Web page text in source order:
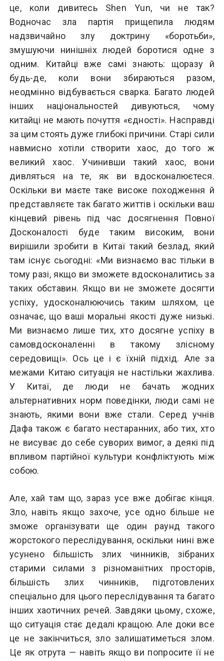
це, коли дивитесь Shen Yun, чи не так?
Водночас зла партія прищепила людям
надзвичайно злу доктрину «боротьби»,
змушуючи нинішніх людей боротися одне з
одним. Китайці вже самі знають: щоразу й
будь-де, коли вони збираються разом,
неодмінно відбувається сварка. Багато людей
інших національностей дивуються, чому
китайці не мають почуття «єдності». Насправді
за цим стоять дуже глибокі причини. Старі сили
навмисно хотіли створити хаос, до того ж
великий хаос. Учинивши такий хаос, вони
дивляться на те, як ви вдосконалюєтеся.
Оскільки ви маєте таке високе походження й
представляєте так багато життів і оскільки ваш
кінцевий рівень під час досягнення Повної
Досконалості буде таким високим, вони
вирішили зробити в Китаї такий безлад, який
там існує сьогодні: «Ми визнаємо вас тільки в
тому разі, якщо ви зможете вдосконалитись за
таких обставин. Якщо ви не зможете досягти
успіху, удосконалюючись таким шляхом, це
означає, що ваші моральні якості дуже низькі.
Ми визнаємо лише тих, хто досягне успіху в
самовдосконаленні в такому злісному
середовищі». Ось це і є їхній підхід. Але за
межами Китаю ситуація не настільки жахлива.
У Китаї, де люди не бачать жодних
альтернативних норм поведінки, люди самі не
знають, якими вони вже стали. Серед учнів
Дафа також є багато нестаранних, або тих, хто
не висуває до себе суворих вимог, а деякі під
впливом партійної культури конфліктують між
собою.
Але, хай там що, зараз усе вже добігає кінця.
Зло, навіть якщо захоче, усе одно більше не
зможе організувати ще один раунд такого
жорстокого переслідування, оскільки нині вже
усунено більшість злих чинників, зібраних
старими силами з різноманітних просторів,
більшість злих чинників, підготовлених
спеціально для цього переслідування та багато
інших хаотичних речей. Завдяки цьому, схоже,
що ситуація стає дедалі кращою. Але доки все
це не закінчиться, зло залишатиметься злом.
Це як отрута — навіть якщо ви попросите її не